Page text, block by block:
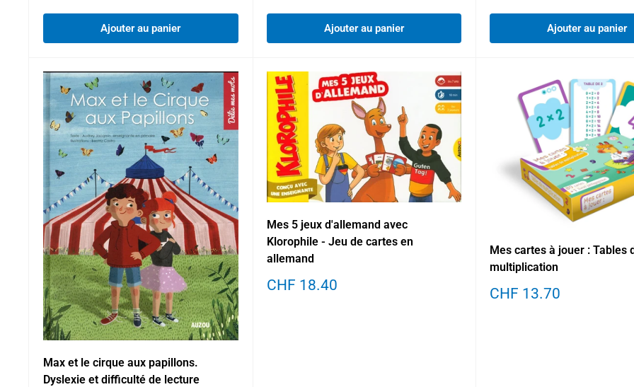
Ajouter au panier Ajouter au panier Ajouter au panier
Max et le cirque aux papillons.
Dyslexie et difficulté de lecture
Mes 5 jeux d'allemand avec
Klorophile - Jeu de cartes en
allemand
Prix
CHF 18.40
Mes cartes à jouer : Tables
multiplication
Prix
CHF 13.70